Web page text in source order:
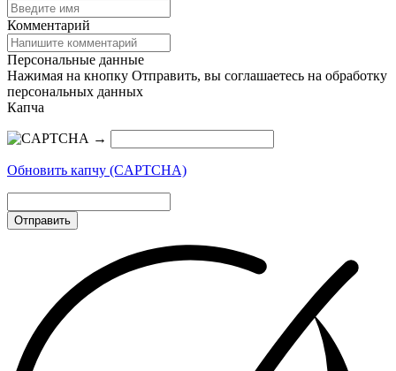
Комментарий
Персональные данные
Нажимая на кнопку Отправить, вы соглашаетесь на обработку
персональных данных
Капча
→
Обновить капчу (CAPTCHA)
Отправить